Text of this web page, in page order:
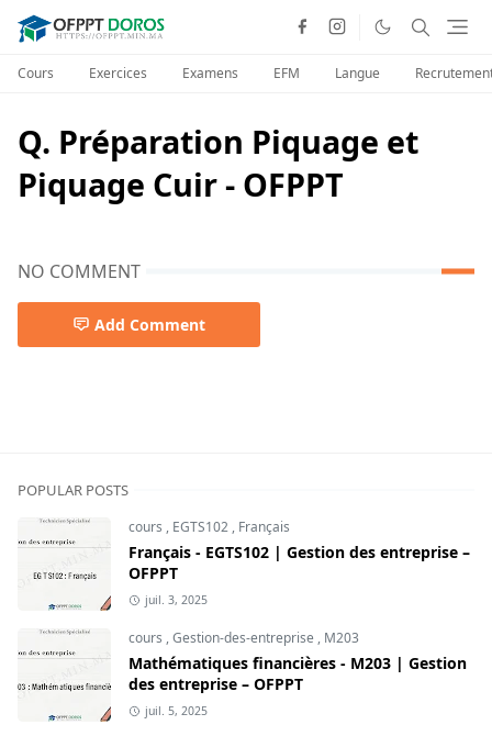
Cours Exercices Examens EFM Langue
Q. Préparation Piquage et
Piquage Cuir - OFPPT
NO COMMENT
Add Comment
POPULAR POSTS
cours , EGTS102 , Français
Français - EGTS102 | Gestion des entreprise –
OFPPT
juil. 3, 2025
cours ,Gestion-des-entreprise , M203
Mathématiques financières - M203 | Gestion
des entreprise – OFPPT
juil. 5, 2025